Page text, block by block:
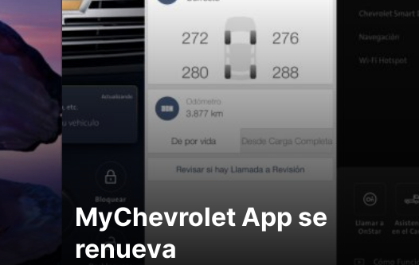
MyChevrolet App se
renueva